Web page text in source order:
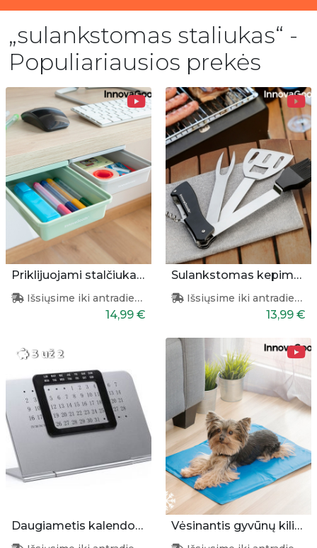
„sulankstomas staliukas“ -
Populiariausios prekės
Priklijuojami stalčiukai 2 vnt.
Išsiųsime iki antradienio
14,99 €
Sulankstomas kepimo įrankių rinkinys
Išsiųsime iki antradienio
13,99 €
3 už 2
Daugiametis kalendorius Vėsinantis gyvūnų kilimėlis 40x50cm